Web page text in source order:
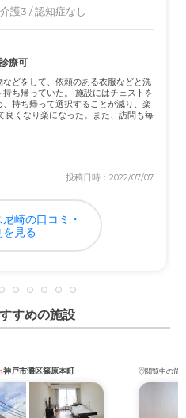
させていただき、いろいろ
くはなくかなり高額だとい
かって感じ入ったことがあ
に実施してもらっていて父
が、１箇所でまとめ買いす
それぞれ地域で最も安い店
いった差配はこちらだけの
も手間のかかることをしてく
。
、私の私見とすれば、とても
謝している。また、入居者の
いている。私の見立てでは、
コミュニティが出来ていると
いて
度類(ソファ・テーブル・シ
、生活に必要で使いやすい
】●Wi-Fiの完備●センサーに
護3 / 認知症なし
療可
どをして、依頼のある衣服などと洗
ち帰っていた。 施設にはチェストを
持ち帰って選択することが減り、楽
良くなり楽になった。また、訪問も毎
投稿日時：2022/07/07
崎の口コミ・
を見る
すめの施設
神戸市灘区篠原本町 閲覧中の施